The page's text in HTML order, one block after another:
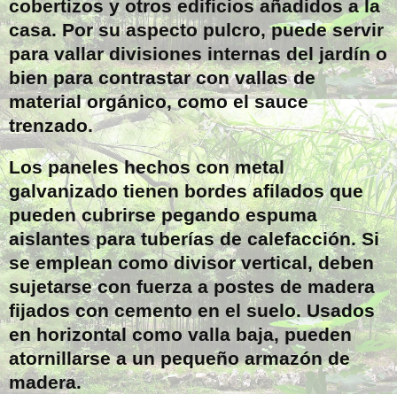
cobertizos y otros edificios añadidos a la
casa. Por su aspecto pulcro, puede servir
para vallar divisiones internas del jardín o
bien para contrastar con vallas de
material orgánico, como el sauce
trenzado.
Los paneles hechos con metal
galvanizado tienen bordes afilados que
pueden cubrirse pegando espuma
aislantes para tuberías de calefacción. Si
se emplean como divisor vertical, deben
sujetarse con fuerza a postes de madera
fijados con cemento en el suelo. Usados
en horizontal como valla baja, pueden
atornillarse a un pequeño armazón de
madera.